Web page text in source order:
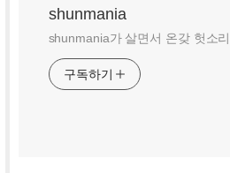
shunmania
shunmania가 살면서 온갖 헛소
구독하기